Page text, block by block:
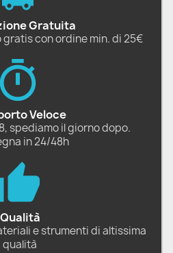
Gratuita
con ordine min. di 25€
Veloce
spediamo il giorno dopo.
in 24/48h
Qualità
e strumenti di altissima
qualità